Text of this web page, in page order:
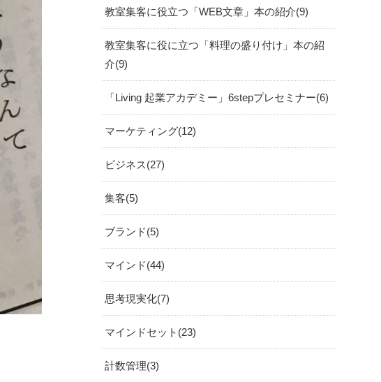
教室集客に役立つ「WEB文章」本の紹介 9
教室集客に役に立つ「料理の盛り付け」本の紹
介 9
「Living 起業アカデミー」6stepプレセミナー 6
マーケティング 12
ビジネス 27
集客 5
ブランド 5
マインド 44
思考現実化 7
マインドセット 23
計数管理 3